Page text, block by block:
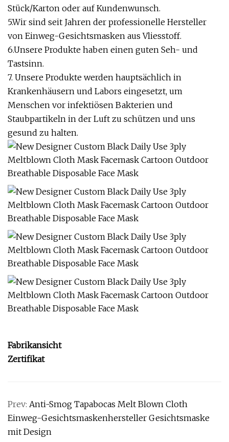
Stück/Karton oder auf Kundenwunsch.
5.Wir sind seit Jahren der professionelle Hersteller
von Einweg-Gesichtsmasken aus Vliesstoff.
6.Unsere Produkte haben einen guten Seh- und
Tastsinn.
7. Unsere Produkte werden hauptsächlich in
Krankenhäusern und Labors eingesetzt, um
Menschen vor infektiösen Bakterien und
Staubpartikeln in der Luft zu schützen und uns
gesund zu halten.
Fabrikansicht
Zertifikat
Prev: Anti-Smog Tapabocas Melt Blown Cloth
Einweg-Gesichtsmaskenhersteller Gesichtsmaske
mit Design